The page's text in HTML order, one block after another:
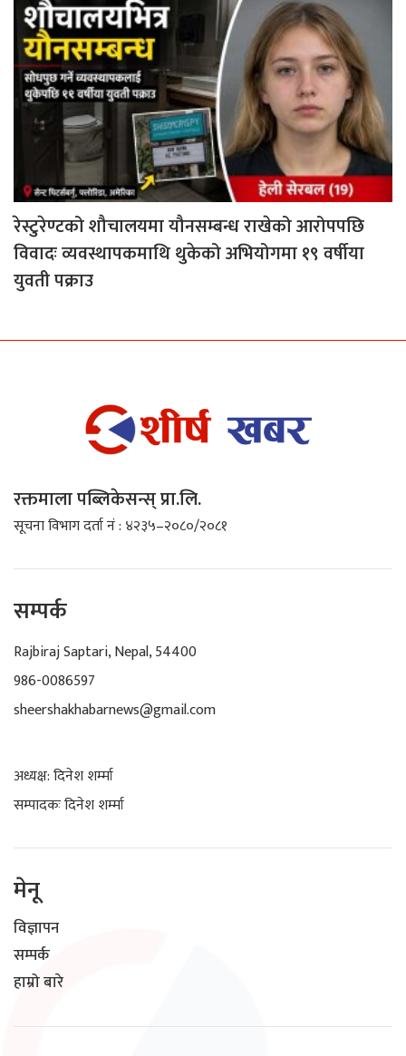
रेस्टुरेण्टको शौचालयमा यौनसम्बन्ध राखेको आरोपपछि
विवादः व्यवस्थापकमाथि थुकेको अभियोगमा १९ वर्षीया
युवती पक्राउ
रक्तमाला पब्लिकेसन्स् प्रा.लि.
सूचना विभाग दर्ता नं : ४२३५–२०८०/२०८१
सम्पर्क
Rajbiraj Saptari, Nepal, 54400
986-0086597
sheershakhabarnews@gmail.com
अध्यक्ष: दिनेश शर्म्मा
सम्पादकः दिनेश शर्म्मा
मेनू
विज्ञापन
सम्पर्क
हाम्रो बारे